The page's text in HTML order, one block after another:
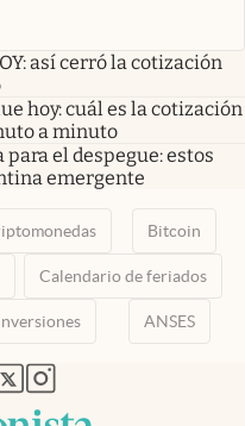
así cerró la cotización
hoy: cuál es la cotización
a minuto
el despegue: estos
emergente
Bitcoin
Calendario de feriados
ANSES
pestaña
nueva pestaña
en nueva pestaña
abre en nueva pestaña
abre en nueva pestaña